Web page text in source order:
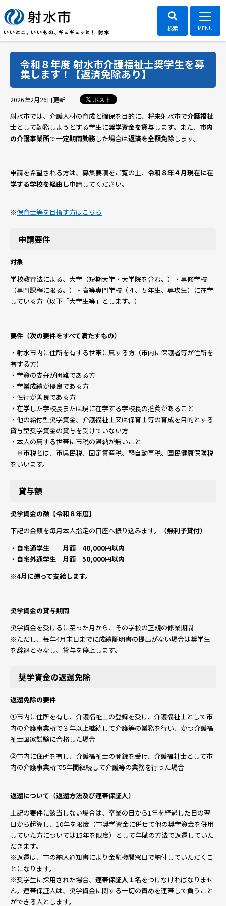
令和８年度 射水市介護福祉士奨学生を募
集します！【返済免除あり】
2026年2月26日更新 ポスト
射水市では、介護人材の育成と確保を目的に、将来射水市で介護福祉
士として勤務しようとする学生に奨学資金を貸与します。また、 市内
の介護事業所で一定期間勤務した場合は返済を全額免除します。
申請を希望される方は、募集要項をご覧の上、 令和８年４月現在に在
学する学校を経由し申請してください。
※保育士等を目指す方はこちら
申請要件
対象
学校教育法による、大学（短期大学・大学院を含む。）・専修学校
（専門課程に限る。）・高等専門学校（４、５年生、専攻生）に在学
している方（以下「大学生等」とします。）
要件（次の要件をすべて満たすもの）
・射水市内に住所を有する世帯に属する方（市内に保護者等が住所を
有する方）
・学資の支弁が困難である方
・学業成績が優良である方
・性行が善良である方
・在学した学校長または現に在学する学校長の推薦があること
・他の給付型奨学資金、介護福祉士又は保育士等の育成を目的とする
貸与型奨学資金の貸与を受けていない方
・本人の属する世帯に市税の滞納が無いこと
※市税とは、市県民税、固定資産税、軽自動車税、国民健康保険税
をいいます。
貸与額
奨学資金の額【令和８年度】
下記の金額を毎月本人指定の口座へ振り込みます。
（無利子貸付）
・自宅通学生 月額 40,000円以内
・自宅外通学生 月額 50,000円以内
※4月に遡って支給します。
奨学資金の貸与期間
奨学資金を受けるに至った月から、その学校の正規の修業期間
※ただし、毎年4月末日までに成績証明書の提出がない場合は奨学生
を辞退とみなし、貸与を停止します。
奨学資金の返還免除
返還免除の要件
①市内に住所を有し、介護福祉士の登録を受け、介護福祉士として市
内の介護事業所で３年以上継続して介護等の業務を行い、かつ介護福
祉士国家試験に合格した場合
②市内に住所を有し、介護福祉士の登録を受け、介護福祉士として市
内の介護事業所で5年間継続して介護等の業務を行った場合
返還について（返還方法及び連帯保証人）
上記の要件に該当しない場合は、卒業の日から1年を経過した日の翌
日から起算し、10年を限度（市奨学資金に併せて他の奨学資金を併用
していた方については15年を限度）として年賦の方法で返還していた
だきます。
※返還は、市の納入通知書により金融機関窓口で納付していただくこ
とになります。
※奨学生に採用された場合、 連帯保証人１名をつけなければなりませ
ん。連帯保証人は、奨学資金に関する一切の責めを連帯して負うこと
ができる人とします。